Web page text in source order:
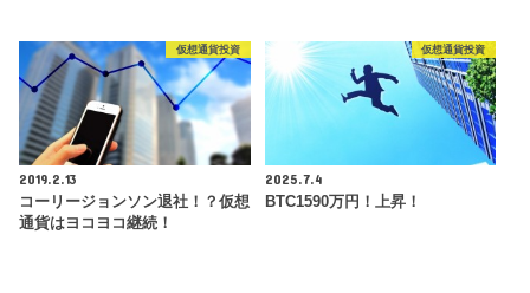
仮想通貨投資
2019.2.13
コーリージョンソン退社！？仮想
通貨はヨコヨコ継続！
仮想通貨投資
2025.7.4
BTC1590万円！上昇！